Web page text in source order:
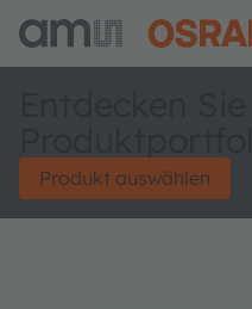
Produkt auswählen